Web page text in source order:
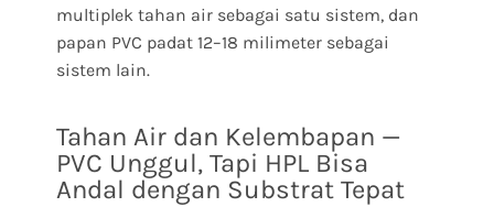
multiplek tahan air sebagai satu sistem, dan
papan PVC padat 12–18 milimeter sebagai
sistem lain.
Tahan Air dan Kelembapan —
PVC Unggul, Tapi HPL Bisa
Andal dengan Substrat Tepat